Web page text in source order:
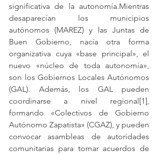
significativa de la autonomía.Mientras
desaparecían los municipios
autónomos (MAREZ) y las Juntas de
Buen Gobierno, nacía otra forma
organizativa cuya «base principal», el
nuevo «núcleo de toda autonomía»,
son los Gobiernos Locales Autónomos
(GAL). Además, los GAL pueden
coordinarse a nivel regional[1],
formando «Colectivos de Gobierno
Autónomo Zapatista» (CGAZ), y pueden
convocar asambleas de autoridades
comunitarias para tomar acuerdos de